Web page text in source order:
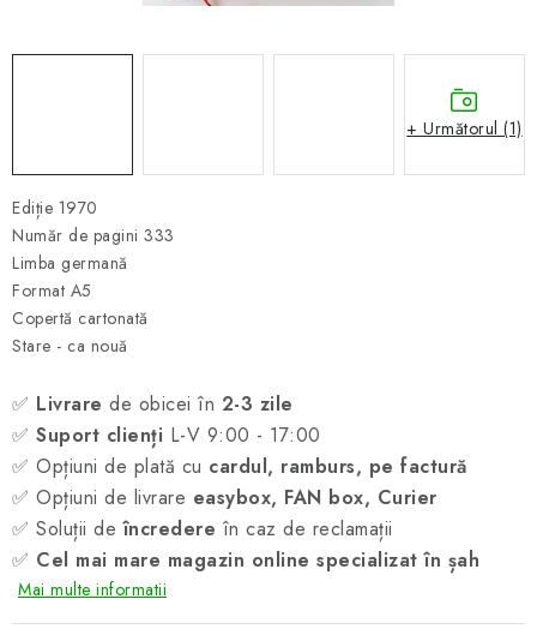
Ediție 1970
Număr de pagini 333
Limba germană
Format A5
Copertă cartonată
Stare - ca nouă
✅ Livrare de obicei în 2-3 zile
✅ Suport clienți L-V 9:00 - 17:00
✅ Opțiuni de plată cu cardul, ramburs, pe factură
✅ Opțiuni de livrare easybox, FAN box, Curier
✅ Soluții deîncredere în caz de reclamații
✅ Cel mai mare magazin online specializat în șah
Mai multe informatii
+ Următorul (1)